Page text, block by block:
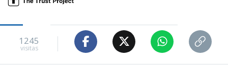
1245
visitas